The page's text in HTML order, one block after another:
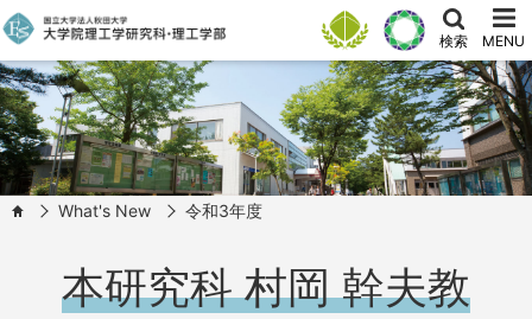
検索 MENU
HOMEWhat's New 令和3年度
本研究科 村岡 幹夫教